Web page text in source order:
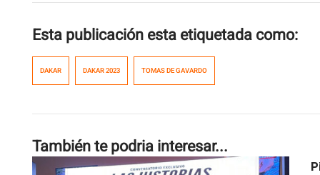
Esta publicación esta etiquetada como:
DAKAR DAKAR 2023 TOMAS DE GAVARDO
También te podria interesar...